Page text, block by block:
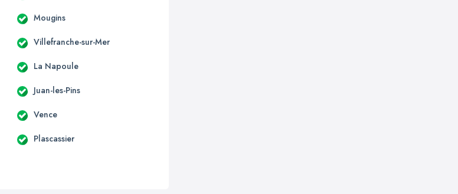
Mougins
Villefranche-sur-Mer
La Napoule
Juan-les-Pins
Vence
Plascassier